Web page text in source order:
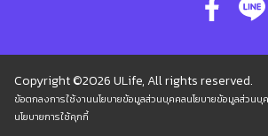
Copyright ©2026 ULife, All rights reserved.
ข้อตกลงการใช้งานนโยบายข้อมูลส่วนบุคคลนโยบายข้อมูลส่วนบุ
นโยบายการใช้คุกกี้